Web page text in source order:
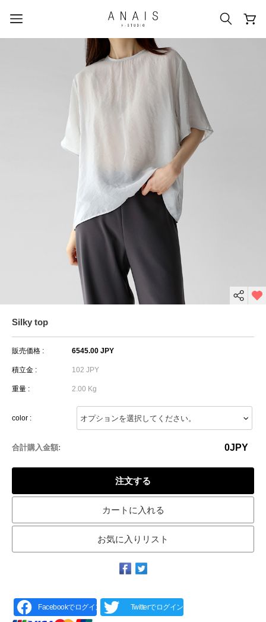
人気のクエリ
#신상5%할인 #아나이스 제작
#MD추천 #BEST OF BEST
Silky top
販売価格 : 6545.00 JPY
積立金 : 102 JPY
重量 : 2.00 Kg
color :
合計購入金額: 0JPY
注文する
カートに入れる
お気に入りリスト
Facebookでログイン Twitterでログイン